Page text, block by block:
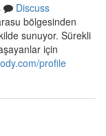
Discuss
bölgesinden
sunuyor. Sürekli
için
profile